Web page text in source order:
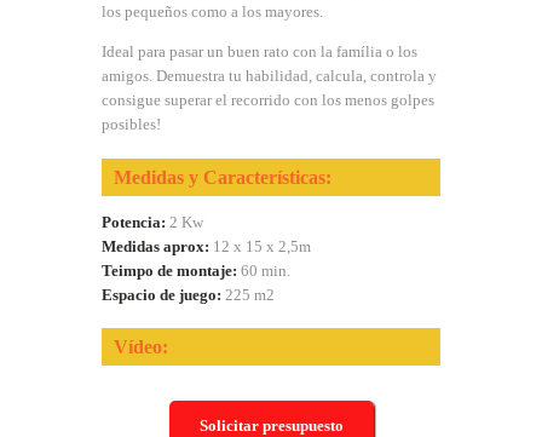
los pequeños como a los mayores.
Ideal para pasar un buen rato con la família o los
amigos. Demuestra tu habilidad, calcula, controla y
consigue superar el recorrido con los menos golpes
posibles!
Medidas y Características:
Potencia: 2 Kw
Medidas aprox: 12 x 15 x 2,5m
Teimpo de montaje: 60 min.
Espacio de juego: 225 m2
Vídeo:
Solicitar presupuesto